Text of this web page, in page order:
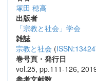
塚田 穂高
出版者
「宗教と社会」学会
雑誌
宗教と社会 (
巻号頁・発行日
vol.25, pp.111-126,
参考文献数